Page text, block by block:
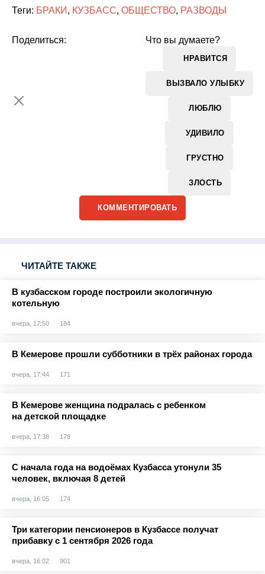
Теги: БРАКИ , КУЗБАСС, ОБЩЕСТВО, РАЗВОДЫ
Что вы думаете?
НРАВИТСЯ
ВЫЗВАЛО УЛЫБКУ
ЛЮБЛЮ
УДИВИЛО
ГРУСТНО
ЗЛОСТЬ
Поделиться:
КОММЕНТИРОВАТЬ
ЧИТАЙТЕ ТАКЖЕ
В кузбасском городе построили экологичную
котельную
вчера, 17:50 184
В Кемерове прошли субботники в трёх районах города
вчера, 17:44 171
В Кемерове женщина подралась с ребенком
на детской площадке
вчера, 17:38 178
С начала года на водоёмах Кузбасса утонули 35
человек, включая 8 детей
вчера, 16:05 174
Три категории пенсионеров в Кузбассе получат
прибавку с 1 сентября 2026 года
вчера, 16:02 901